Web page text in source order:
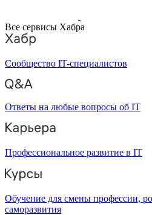
Все сервисы Хабра
Сообщество IT-специалистов
Ответы на любые вопросы об IT
Профессиональное развитие в IT
Обучение для смены профессии,
саморазвития